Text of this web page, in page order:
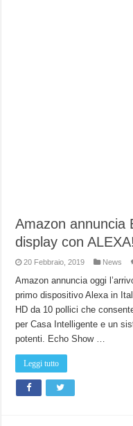
Amazon annuncia
display con
20 Febbraio, 2019 News
Amazon annuncia oggi
primo dispositivo Alexa in
HD da 10 pollici che
per Casa Intelligente e un
potenti. Echo Show …
Leggi tutto